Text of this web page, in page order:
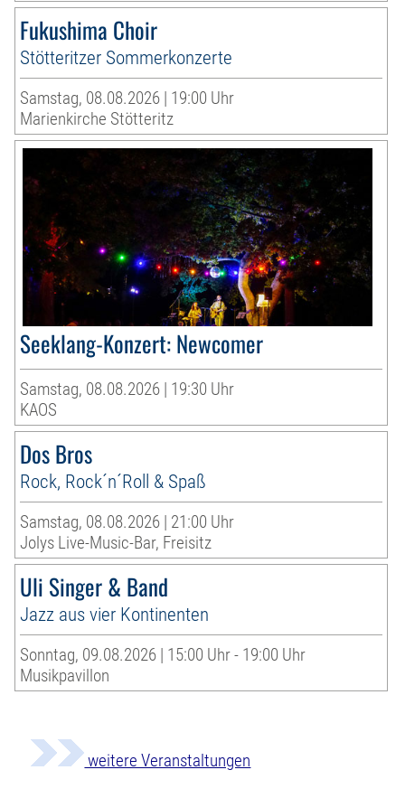
Fukushima Choir
Stötteritzer Sommerkonzerte
Samstag, 08.08.2026 | 19:00 Uhr
Marienkirche Stötteritz
Seeklang-Konzert: Newcomer
Samstag, 08.08.2026 | 19:30 Uhr
KAOS
Dos Bros
Rock, Rock´n´Roll & Spaß
Samstag, 08.08.2026 | 21:00 Uhr
Jolys Live-Music-Bar, Freisitz
Uli Singer & Band
Jazz aus vier Kontinenten
Sonntag, 09.08.2026 | 15:00 Uhr - 19:00 Uhr
Musikpavillon
weitere Veranstaltungen